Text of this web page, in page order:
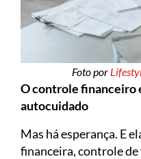
Foto por
O controle financeiro
autocuidado
Mas há esperança. E
financeira, controle de